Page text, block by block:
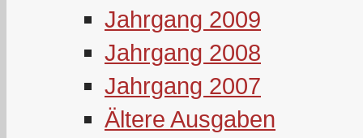
Jahrgang 2009
Jahrgang 2008
Jahrgang 2007
Ältere Ausgaben